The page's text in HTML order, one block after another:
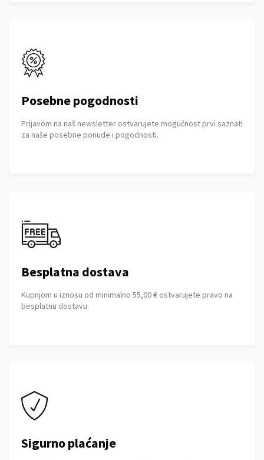
Posebne pogodnosti
Prijavom na naš newsletter ostvarujete mogućnost prvi saznati
za naše posebne ponude i pogodnosti.
Besplatna dostava
Kupnjom u iznosu od minimalno 55,00 € ostvarujete pravo na
besplatnu dostavu.
Sigurno plaćanje